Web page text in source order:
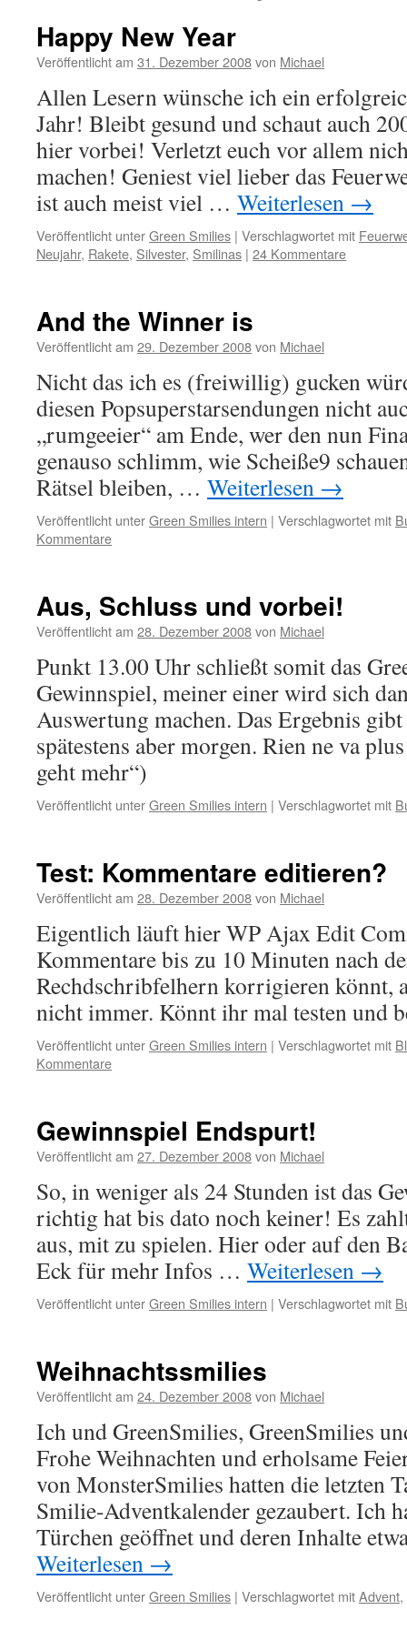
Happy New Year
Veröffentlicht am 31. Dezember 2008von Michael
Allen Lesern wünsche ich ein
Jahr! Bleibt gesund und schaut auch
hier vorbei! Verletzt euch vor allem
machen! Geniest viel lieber das
ist auch meist viel … Weiterlesen →
Veröffentlicht unterGreen Smilies | Verschlagwortet mit
Neujahr, Rakete, Silvester, Smilinas | 24 Kommentare
And the Winner is
Veröffentlicht am 29. Dezember 2008von Michael
Nicht das ich es (freiwillig) gucken
diesen Popsuperstarsendungen nicht
„rumgeeier“ am Ende, wer den nun
genauso schlimm, wie Scheiße9
Rätsel bleiben, … Weiterlesen →
Veröffentlicht unterGreen Smilies intern | Verschlagwortet mit
Kommentare
Aus, Schluss und vorbei!
Veröffentlicht am 28. Dezember 2008von Michael
Punkt 13.00 Uhr schließt somit das
Gewinnspiel, meiner einer wird sich
Auswertung machen. Das Ergebnis
spätestens aber morgen. Rien ne va
geht mehr“)
Veröffentlicht unterGreen Smilies intern | Verschlagwortet mit
Test: Kommentare editieren?
Veröffentlicht am 28. Dezember 2008von Michael
Eigentlich läuft hier WP Ajax Edit
Kommentare bis zu 10 Minuten nach
Rechdschribfelhern korrigieren könnt,
nicht immer. Könnt ihr mal testen und
Veröffentlicht unterGreen Smilies intern | Verschlagwortet mit
Kommentare
Gewinnspiel Endspurt!
Veröffentlicht am 27. Dezember 2008von Michael
So, in weniger als 24 Stunden ist das
richtig hat bis dato noch keiner! Es
aus, mit zu spielen. Hier oder auf den
Eck für mehr Infos … Weiterlesen →
Veröffentlicht unterGreen Smilies intern | Verschlagwortet mit
Weihnachtssmilies
Veröffentlicht am 24. Dezember 2008von Michael
Ich und GreenSmilies, GreenSmilies
Frohe Weihnachten und erholsame
von MonsterSmilies hatten die letzten
Smilie-Adventkalender gezaubert. Ich
Türchen geöffnet und deren Inhalte
Weiterlesen →
Veröffentlicht unterGreen Smilies | Verschlagwortet mitAdvent,